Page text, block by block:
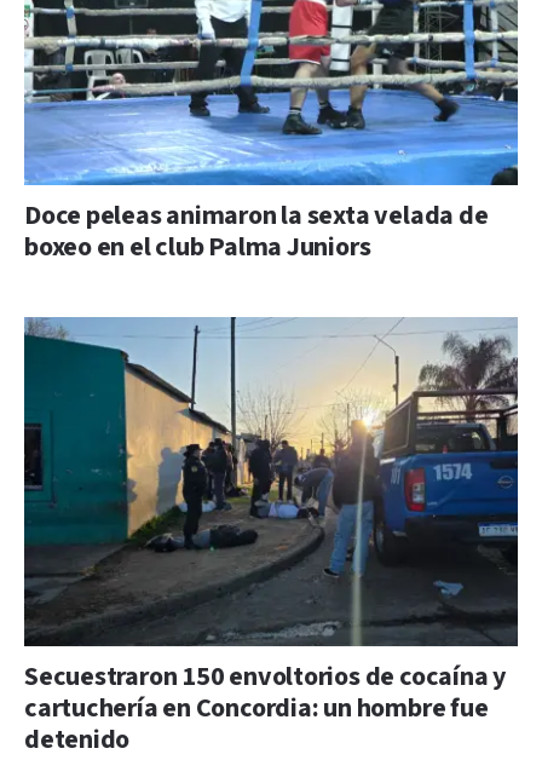
Doce peleas animaron la sexta velada de
boxeo en el club Palma Juniors
Secuestraron 150 envoltorios de cocaína y
cartuchería en Concordia: un hombre fue
detenido